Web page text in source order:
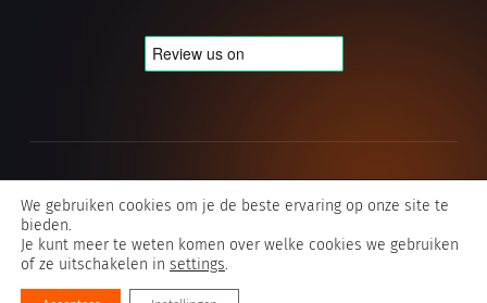
Algemene voorwaarden Typografics
©2026 Typografics
We gebruiken cookies om je de beste ervaring op onze site te
bieden.
Je kunt meer te weten komen over welke cookies we gebruiken
of ze uitschakelen in settings.